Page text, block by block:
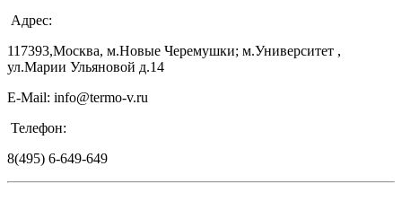
Адрес:
117393,Москва, м.Новые Черемушки; м.Университет ,
ул.Марии Ульяновой д.14
E-Mail: info@termo-v.ru
Телефон:
8(495) 6-649-649